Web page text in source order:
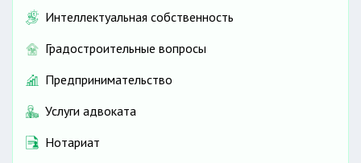
Интеллектуальная собственность
Градостроительные вопросы
Предпринимательство
Услуги адвоката
Нотариат